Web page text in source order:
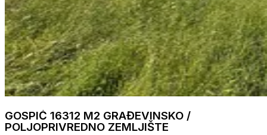
GOSPIĆ 16312 M2 GRAĐEVINSKO /
POLJOPRIVREDNO ZEMLJIŠTE